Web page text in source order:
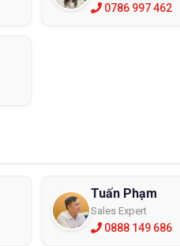
Ngày nay nguồn năng
cao, hóa chất, bụi, vật
- Kính chống tia laser
- Kính bảo hộ Honeywell
0786 997 462
Tuấn Phạm
Sales Expert
0888 149 686